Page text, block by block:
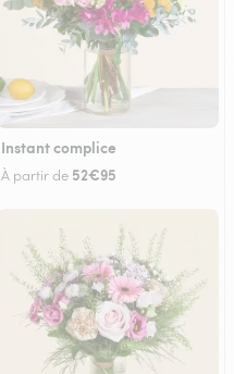
Instant complice
À partir de 52€95